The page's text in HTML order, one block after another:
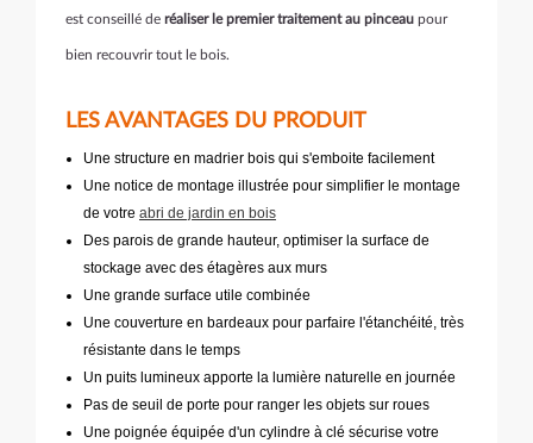
est conseillé de réaliser le premier traitement au pinceau pour
bien recouvrir tout le bois.
LES AVANTAGES DU PRODUIT
Une structure en madrier bois qui s'emboite facilement
Une notice de montage illustrée pour simplifier le montage
de votre abri de jardin en bois
Des parois de grande hauteur, optimiser la surface de
stockage avec des étagères aux murs
Une grande surface utile combinée
Une couverture en bardeaux pour parfaire l'étanchéité, très
résistante dans le temps
Un puits lumineux apporte la lumière naturelle en journée
Pas de seuil de porte pour ranger les objets sur roues
Une poignée équipée d'un cylindre à clé sécurise votre